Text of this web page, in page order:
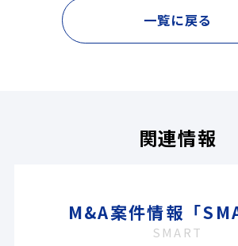
一覧に戻る
関連情報
M&A案件情報「
SMART